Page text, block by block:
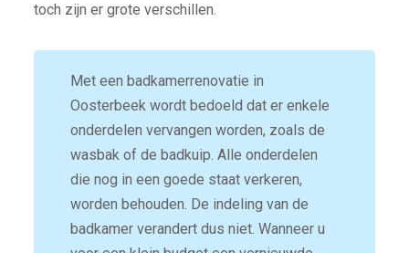
toch zijn er grote verschillen.
Met een badkamerrenovatie in
Oosterbeek wordt bedoeld dat er enkele
onderdelen vervangen worden, zoals de
wasbak of de badkuip. Alle onderdelen
die nog in een goede staat verkeren,
worden behouden. De indeling van de
badkamer verandert dus niet. Wanneer u